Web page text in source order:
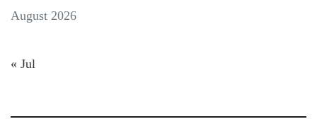
August 2026
« Jul